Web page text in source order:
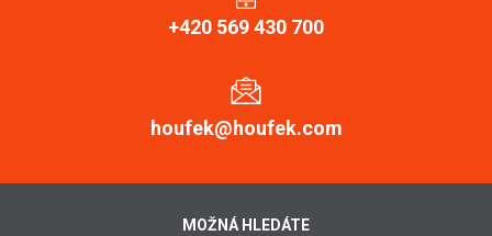
+420 569 430 700
houfek@houfek.com
MOŽNÁ HLEDÁTE